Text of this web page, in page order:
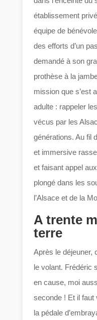
établissement
équipe de
des efforts d’un
demandé à son
prothèse à la
mission que s’est
adulte : rappeler
vécus par les
générations. Au fil
et immersive
et faisant appel
plongé dans les
l’Alsace et de la
A trente
terre
Après le déjeuner,
le volant. Frédéric
en cause, moi
seconde ! Et il
la pédale